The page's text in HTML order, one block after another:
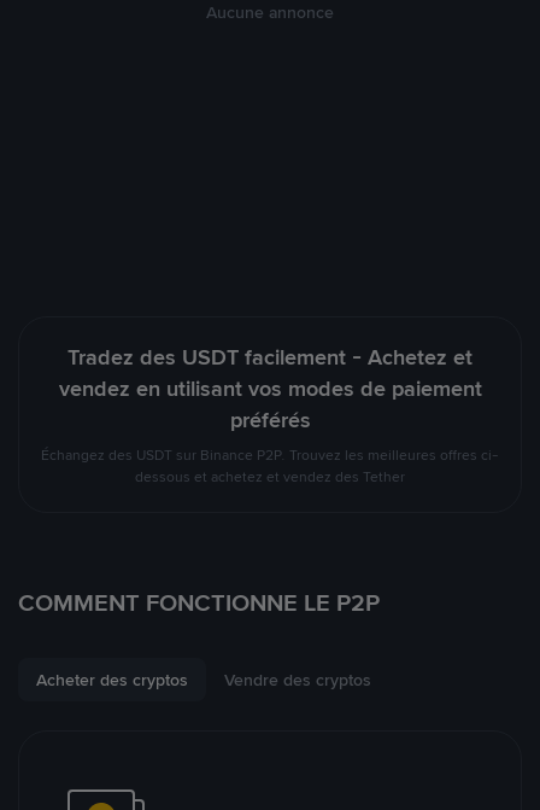
Aucune annonce
Tradez des USDT facilement - Achetez et
vendez en utilisant vos modes de paiement
préférés
Échangez des USDT sur Binance P2P. Trouvez les meilleures offres ci-
dessous et achetez et vendez des Tether
COMMENT FONCTIONNE LE P2P
Acheter des cryptos Vendre des cryptos